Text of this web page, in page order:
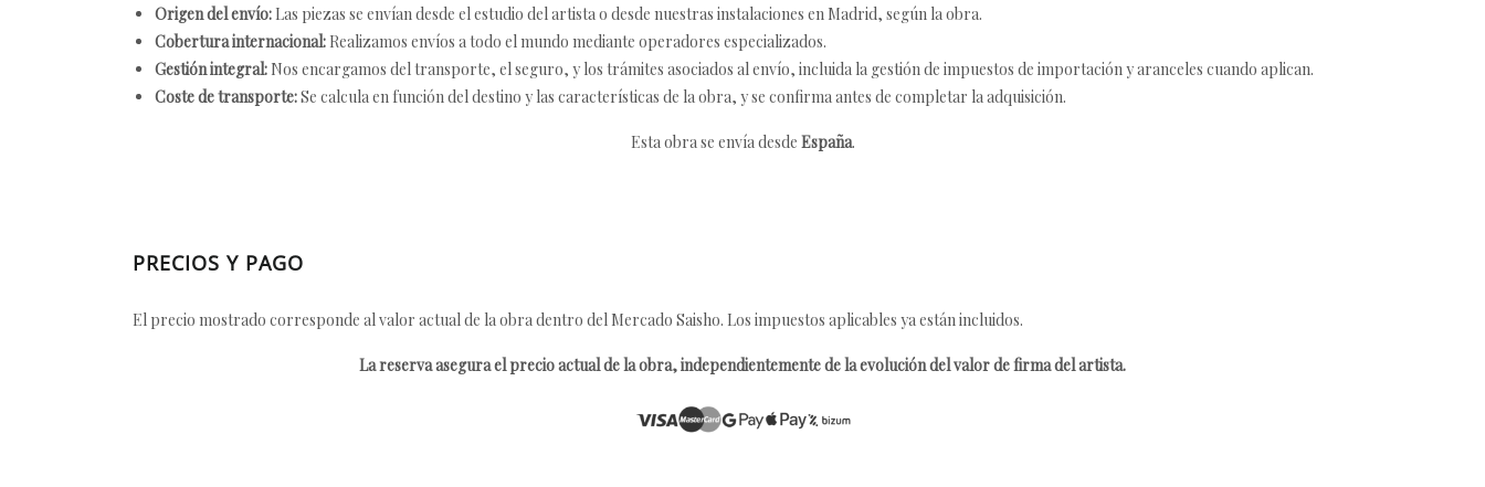
Origen del envío: Las piezas se envían desde el estudio del artista o desde nuestras instalaciones en Madrid, según la obra.
Cobertura internacional: Realizamos envíos a todo el mundo mediante operadores especializados.
Gestión integral: Nos encargamos del transporte, el seguro, y los trámites asociados al envío, incluida la gestión de impuestos de importación y aranceles cuando aplican.
Coste de transporte:Se calcula en función del destino y las características de la obra, y se confirma antes de completar la adquisición.
Esta obra se envía desde España.
PRECIOS Y PAGO
El precio mostrado corresponde al valor actual de la obra dentro del Mercado Saisho. Los impuestos aplicables ya están incluidos.
La reserva asegura el precio actual de la obra, independientemente de la evolución del valor de firma del artista.